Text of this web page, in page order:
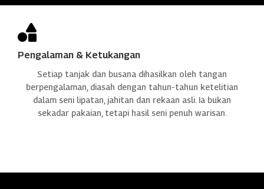

Pengalaman & Ketukangan
Setiap tanjak dan busana dihasilkan oleh tangan
berpengalaman, diasah dengan tahun-tahun ketelitian
dalam seni lipatan, jahitan dan rekaan asli. Ia bukan
sekadar pakaian, tetapi hasil seni penuh warisan.